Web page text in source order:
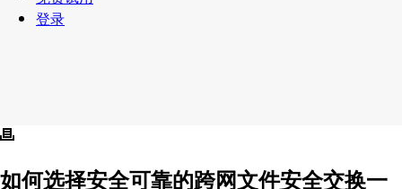
登录
如何选择安全可靠的跨网文件安全交换一